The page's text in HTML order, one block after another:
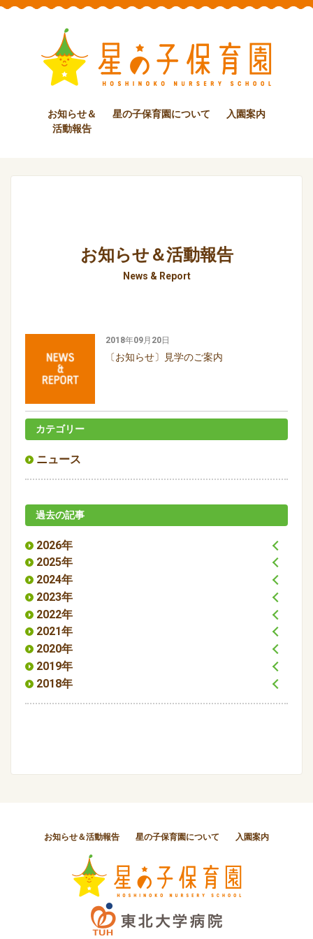
お知らせ＆
活動報告
星の子保育園について 入園案内
お知らせ＆活動報告
News & Report
2018年09月20日
〔お知らせ〕見学のご案内
カテゴリー
ニュース
過去の記事
2026年
2025年
2024年
2023年
2022年
2021年
2020年
2019年
2018年
お知らせ＆活動報告 星の子保育園について 入園案内